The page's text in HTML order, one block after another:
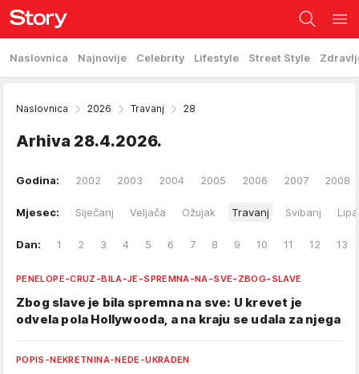
Naslovnica Najnovije Celebrity Lifestyle Street Style
Naslovnica 2026 Travanj 28
Arhiva 28.4.2026.
Godina: 2002 2003 2004 2005 2006 2007 2008
Mjesec: Siječanj Veljača Ožujak Travanj Svibanj
Dan: 1 2 3 4 5 6 7 8 9 10 11 12 13
PENELOPE-CRUZ-BILA-JE-SPREMNA-NA-SVE-ZBOG-SLAVE
Zbog slave je bila spremna na sve: U krevet je
odvela pola Hollywooda, a na kraju se udala za njega
POPIS-NEKRETNINA-NEDE-UKRADEN